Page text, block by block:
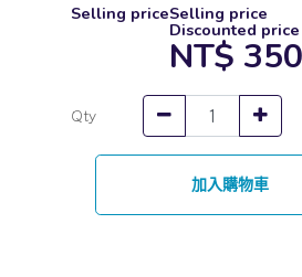
Selling priceSelling price
Discounted price
NT$ 350
Qty
加入購物車